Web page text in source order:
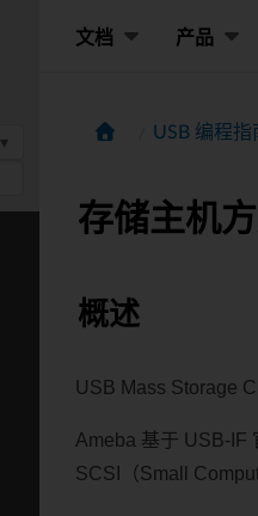
▾
文档 产品
USB 编程指
存储主机
概述
USB Mass Storage
Ameba 基于 USB-IF
SCSI（Small